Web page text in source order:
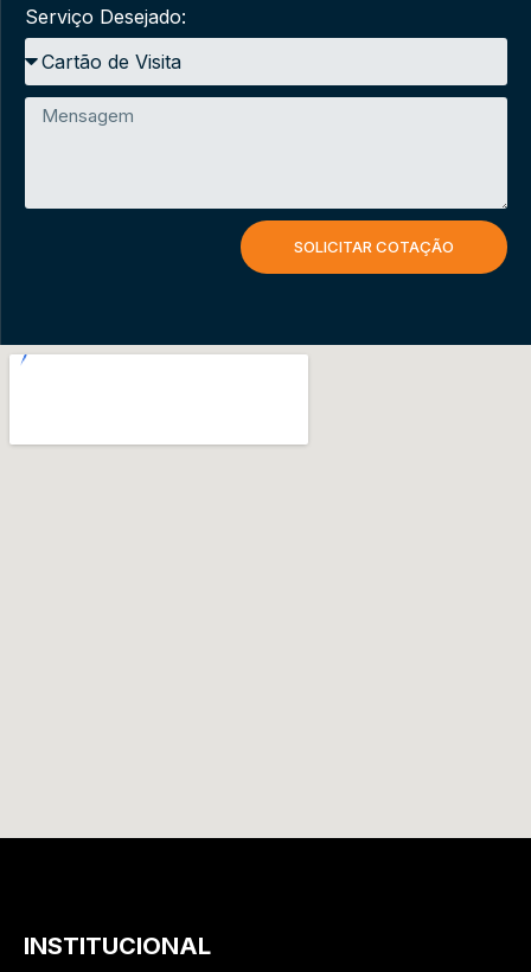
Serviço Desejado:
SOLICITAR COTAÇÃO
INSTITUCIONAL